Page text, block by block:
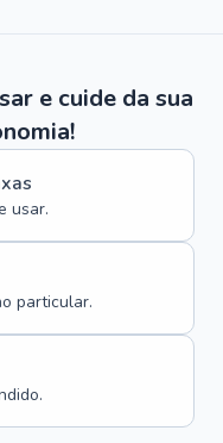
e cuide da sua
usar.
particular.